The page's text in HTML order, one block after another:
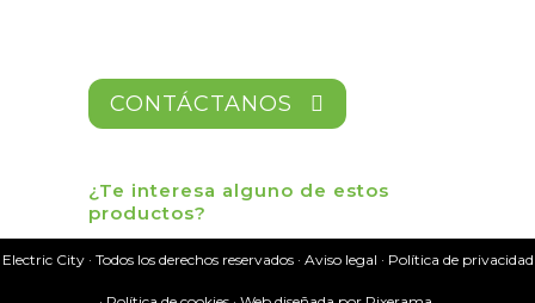
CONTÁCTANOS
¿Te interesa alguno de estos
productos?
Electric City · Todos los derechos reservados · Aviso legal · Política de privacidad